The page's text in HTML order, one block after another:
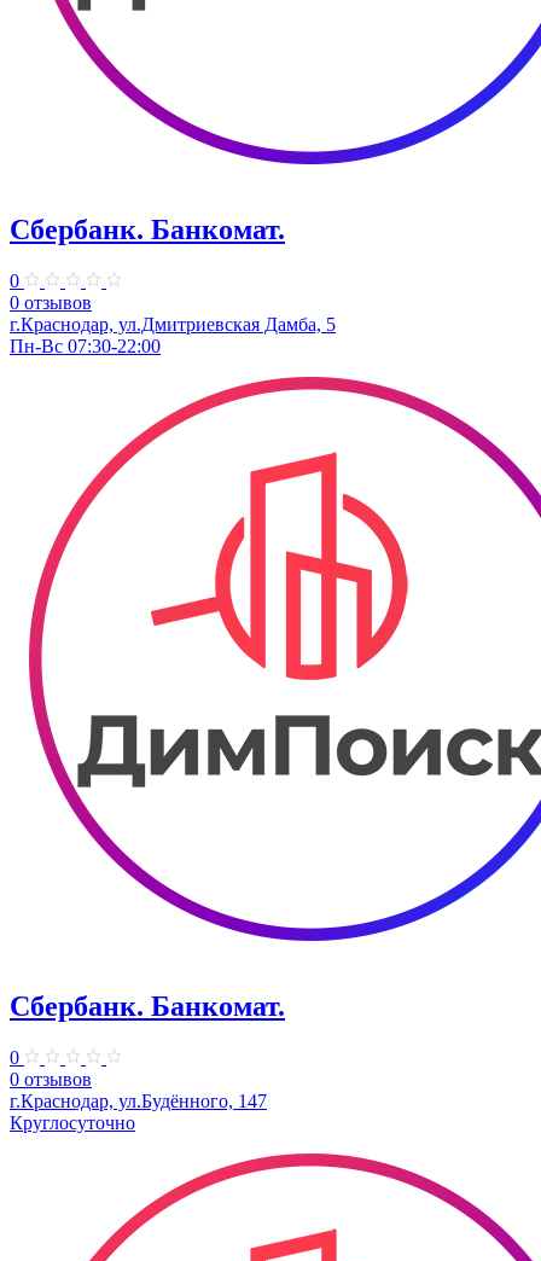
Сбербанк. Банкомат.
0
0 отзывов
г.Краснодар, ул.Дмитриевская Дамба, 5
Пн-Вс 07:30-22:00
Сбербанк. Банкомат.
0
0 отзывов
г.Краснодар, ул.Будённого, 147
Круглосуточно